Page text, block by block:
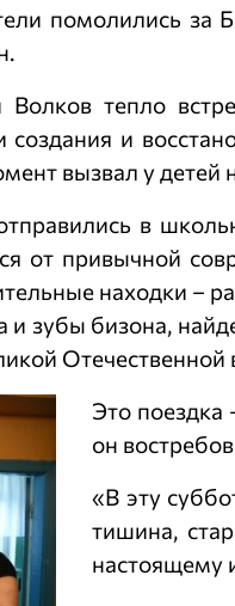
помолились за
тепло
и
вызвал у
в
от привычной
находки
зубы бизона,
Это поездка
он
«В эту
тишина,
настоящему